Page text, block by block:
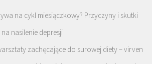
na cykl miesiączkowy? Przyczyny i skutki
nasilenie depresji
zachęcające do surowej diety – virven